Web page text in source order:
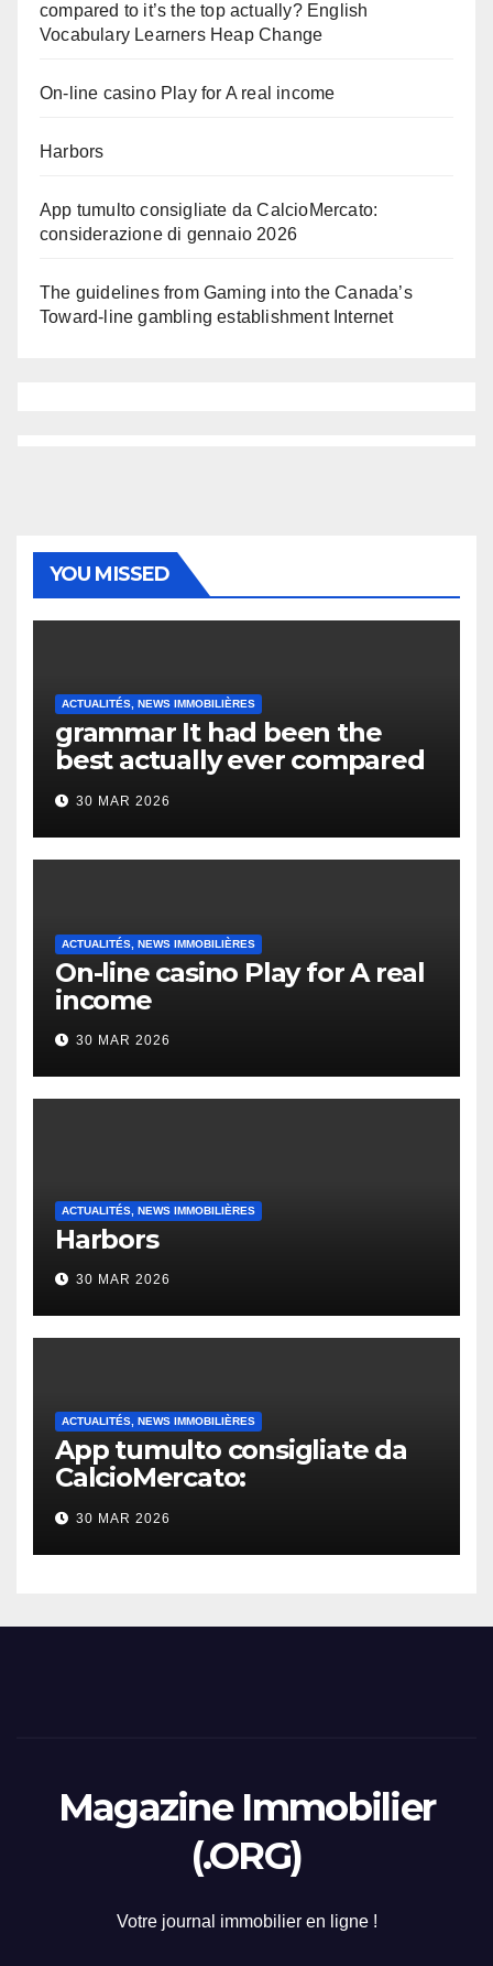
compared to it’s the top actually? English
Vocabulary Learners Heap Change
On-line casino Play for A real income
Harbors
App tumulto consigliate da CalcioMercato:
considerazione di gennaio 2026
The guidelines from Gaming into the Canada’s
Toward-line gambling establishment Internet
YOU MISSED
ACTUALITÉS, NEWS IMMOBILIÈRES
grammar It had been the
best actually ever compared
to it’s the top actually?
English Vocabulary Learners
Heap Change
30 MAR 2026
ACTUALITÉS, NEWS IMMOBILIÈRES
On-line casino Play for A real
income
30 MAR 2026
ACTUALITÉS, NEWS IMMOBILIÈRES
Harbors
30 MAR 2026
ACTUALITÉS, NEWS IMMOBILIÈRES
App tumulto consigliate da
CalcioMercato:
considerazione di gennaio
2026
30 MAR 2026
Magazine Immobilier
(.ORG)
Votre journal immobilier en ligne !